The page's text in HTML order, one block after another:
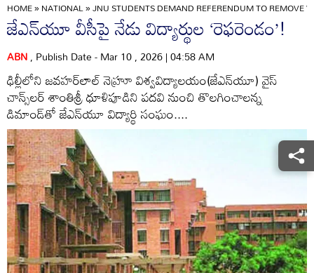
HOME»NATIONAL»JNU STUDENTS DEMAND REFERENDUM TO REMOVE
జేఎన్‌యూ వీసీపై నేడు విద్యార్థుల ‘రెఫరెండం’!
ABN, Publish Date - Mar 10 , 2026 | 04:58 AM
ఢిల్లీలోని జవహర్‌లాల్‌ నెహ్రూ విశ్వవిద్యాలయం(జేఎన్‌యూ) వైస్‌
చాన్స్‌లర్‌ శాంతిశ్రీ ధూళిపూడిని పదవి నుంచి తొలగించాలన్న
డిమాండ్‌తో జేఎన్‌యూ విద్యార్థి సంఘం....